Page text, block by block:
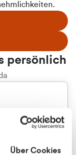
Über Cookies
persönlich